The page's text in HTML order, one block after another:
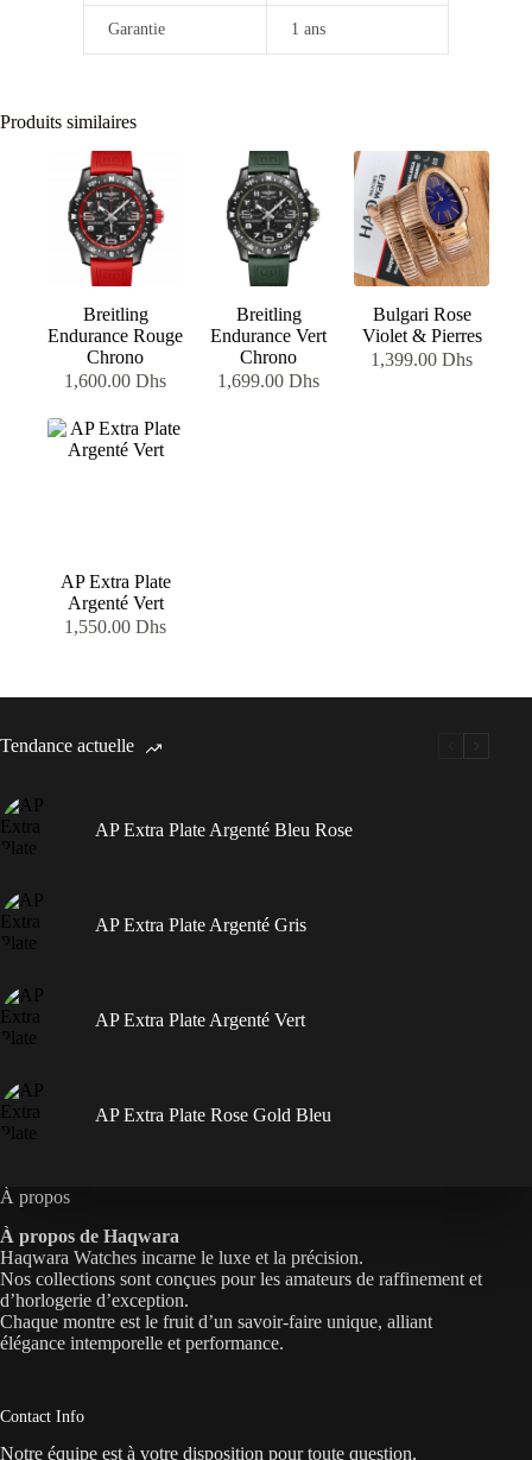
Garantie 1 ans
Produits similaires
Breitling
Endurance Rouge
Chrono
1,600.00Dhs
Breitling
Endurance Vert
Chrono
1,699.00Dhs
Bulgari Rose
Violet & Pierres
1,399.00Dhs
AP Extra Plate
Argenté Vert
1,550.00Dhs
Tendance actuelle
AP Extra Plate Argenté Bleu Rose
AP Extra Plate Argenté Gris
AP Extra Plate Argenté Vert
AP Extra Plate Rose Gold Bleu
À propos
À propos de Haqwara
Haqwara Watches incarne le luxe et la précision.
Nos collections sont conçues pour les amateurs de raffinement et
d’horlogerie d’exception.
Chaque montre est le fruit d’un savoir-faire unique, alliant
élégance intemporelle et performance.
Contact Info
Notre équipe est à votre disposition pour toute question,